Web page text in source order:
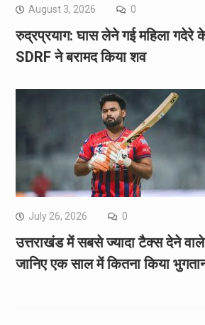
August 3, 2026 0
रुद्रप्रयाग: घास लेने गई महिला गदेरे
SDRF ने बरामद किया शव
July 26, 2026 0
उत्तराखंड में सबसे ज्यादा टैक्स देने
जानिए एक साल में कितना किया